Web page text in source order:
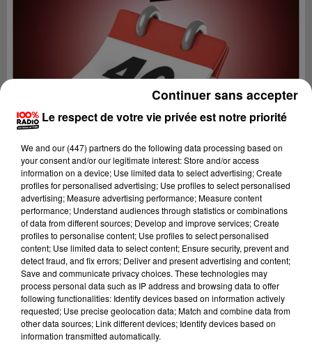
Lecture (1 min 15 sec)
100%
Le respect de votre vie privée est notre priorité
We and our (447) partnersdo the following data processing based on
your consent and/or our legitimate interest: Store and/or access
information on a device; Use limited data to select advertising; Create
profiles for personalised advertising; Use profiles to select personalised
advertising; Measure advertising performance; Measure content
performance; Understand audiences through statistics or combinations
of data from different sources; Develop and improve services; Create
profiles to personalise content; Use profiles to select personalised
content; Use limited data to select content; Ensure security, prevent and
detect fraud, and fix errors; Deliver and present advertising and content;
Save and communicate privacy choices. These technologies may
process personal data such as IP address and browsing data to offer
following functionalities: Identify devices based on information actively
requested; Use precise geolocation data; Match and combine data from
other data sources; Link different devices; Identify devices based on
information transmitted automatically.
Continuer sans accepter